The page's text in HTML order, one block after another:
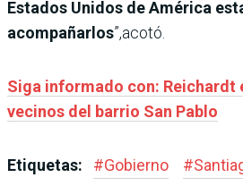
Estados Unidos de América
acompañarlos”,acotó.
Siga informado con: Reichardt
vecinos del barrio San Pablo
Etiquetas: #Gobierno #